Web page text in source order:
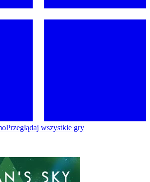
Przeglądaj wszystkie gry